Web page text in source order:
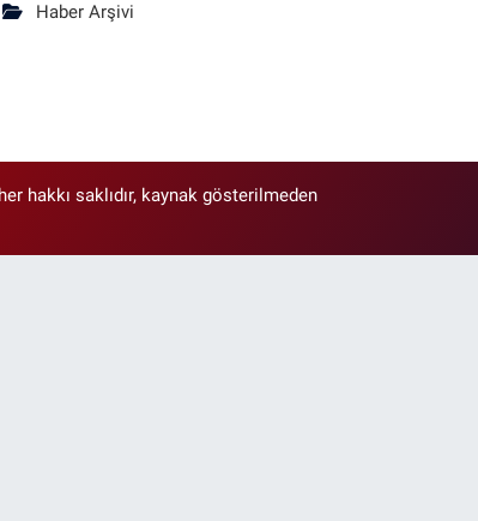
Haber Arşivi
hakkı saklıdır, kaynak gösterilmeden